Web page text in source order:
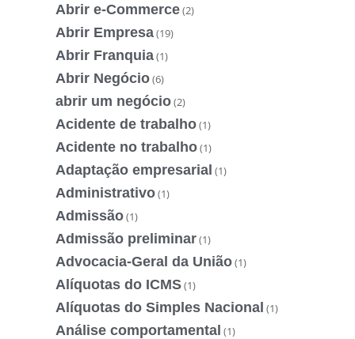
Abrir e-Commerce(2)
Abrir Empresa(19)
Abrir Franquia(1)
Abrir Negócio(6)
abrir um negócio(2)
Acidente de trabalho(1)
Acidente no trabalho(1)
Adaptação empresarial (1)
Administrativo(1)
Admissão(1)
Admissão preliminar(1)
Advocacia-Geral da União(1)
Alíquotas do ICMS(1)
Alíquotas do Simples Nacional (1)
Análise comportamental (1)